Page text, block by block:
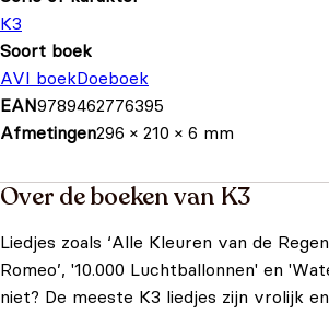
K3
Soort boek
AVI boekDoeboek
EAN9789462776395
Afmetingen296 × 210 × 6 mm
Over de boeken van K3
Liedjes zoals ‘Alle Kleuren van de
Romeo’, '10.000 Luchtballonnen' en
niet? De meeste K3 liedjes zijn vrolijk